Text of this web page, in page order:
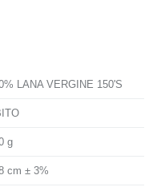
LANA VERGINE 150'S
g
cm ± 3%